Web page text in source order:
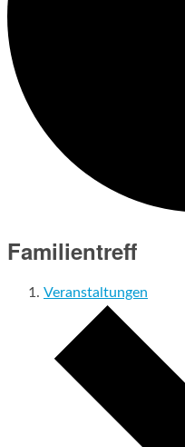
Familientreff
Veranstaltungen